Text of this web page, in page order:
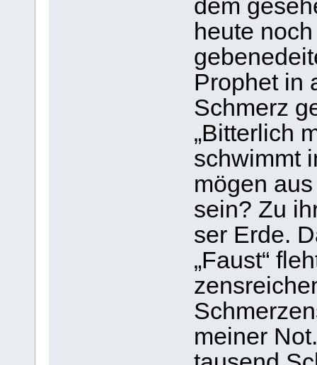
dem
heute
Pro­phet in
Schmerz
„Bit­ter­lich
schwimmt
mögen
sein? Zu
ser Erde.
„Faust“
mei­ner